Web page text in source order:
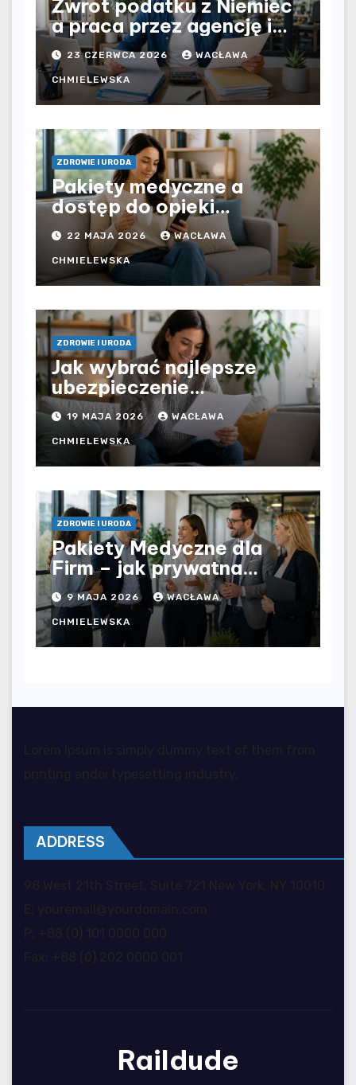
Zwrot podatku z Niemiec
a praca przez agencję i
bezpośrednio u
pracodawcy – jak
rozliczyć oba źródła
dochodu?
23 CZERWCA 2026 WACŁAWA
CHMIELEWSKA
ZDROWIE I URODA
Pakiety medyczne a
dostęp do opieki
zdrowotnej bez
ograniczeń czasowych –
czy prywatna opieka daje
większą swobodę?
22 MAJA 2026 WACŁAWA
CHMIELEWSKA
ZDROWIE I URODA
Jak wybrać najlepsze
ubezpieczenie
komunikacyjne i uniknąć
kosztownych błędów?
19 MAJA 2026 WACŁAWA
CHMIELEWSKA
ZDROWIE I URODA
Pakiety Medyczne dla
Firm – jak prywatna
opieka zdrowotna
wpływa na jakość
współpracy w
organizacji?
9 MAJA 2026 WACŁAWA
CHMIELEWSKA
ADDRESS
Raildude